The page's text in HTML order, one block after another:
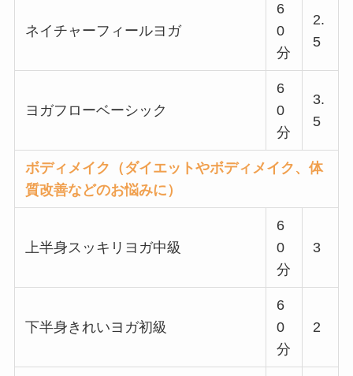
ネイチャーフィールヨガ
6
0
分
2.
5
ヨガフローベーシック
6
0
分
3.
5
ボディメイク（ダイエットやボディメイク、体
質改善などのお悩みに）
上半身スッキリヨガ中級
6
0
分
3
下半身きれいヨガ初級
6
0
分
2